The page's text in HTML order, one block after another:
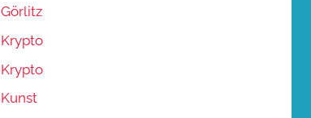
Görlitz
Krypto
Krypto
Kunst